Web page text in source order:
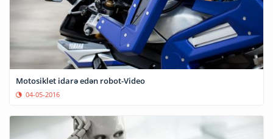
Motosiklet idarə edən robot-Video
04-05-2016